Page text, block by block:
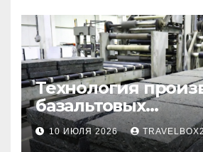
Технология
базальтовых
по ГОСТ
10 ИЮЛЯ 2026